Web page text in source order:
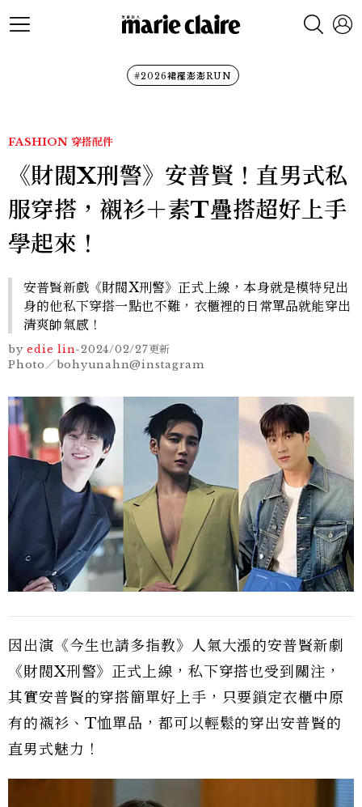
#2026裙襬澎澎RUN
FASHION 穿搭配件
《財閥X刑警》安普賢！直男式私
服穿搭，襯衫＋素T疊搭超好上手
學起來！
安普賢新戲《財閥X刑警》正式上線，本身就是模特兒出
身的他私下穿搭一點也不難，衣櫃裡的日常單品就能穿出
清爽帥氣感！
by edie lin-2024/02/27更新
Photo／bohyunahn@instagram
因出演《今生也請多指教》人氣大漲的安普賢新劇
《財閥X刑警》正式上線，私下穿搭也受到關注，
其實安普賢的穿搭簡單好上手，只要鎖定衣櫃中原
有的襯衫、T恤單品，都可以輕鬆的穿出安普賢的
直男式魅力！